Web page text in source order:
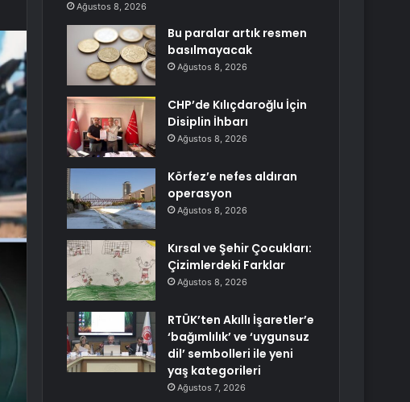
Ağustos 8, 2026
Bu paralar artık resmen
basılmayacak
Ağustos 8, 2026
CHP’de Kılıçdaroğlu İçin
Disiplin İhbarı
Ağustos 8, 2026
Körfez’e nefes aldıran
operasyon
Ağustos 8, 2026
Kırsal ve Şehir Çocukları:
Çizimlerdeki Farklar
Ağustos 8, 2026
RTÜK’ten Akıllı İşaretler’e
‘bağımlılık’ ve ‘uygunsuz
dil’ sembolleri ile yeni
yaş kategorileri
Ağustos 7, 2026